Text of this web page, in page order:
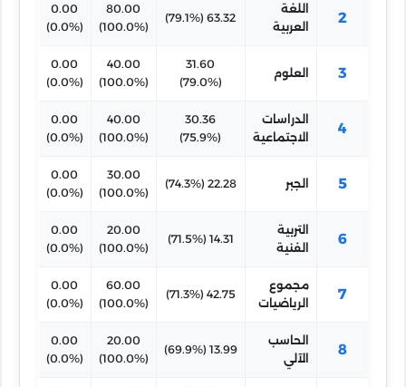
2
اللغة
العربية
63.32 (79.1%)
80.00
(100.0%)
0.00
(0.0%)
3 العلوم
31.60
(79.0%)
40.00
(100.0%)
0.00
(0.0%)
4
الدراسات
الاجتماعية
30.36
(75.9%)
40.00
(100.0%)
0.00
(0.0%)
5 الجبر 22.28 (74.3%)
30.00
(100.0%)
0.00
(0.0%)
6
التربية
الفنية
14.31 (71.5%)
20.00
(100.0%)
0.00
(0.0%)
7
مجموع
الرياضيات
42.75 (71.3%)
60.00
(100.0%)
0.00
(0.0%)
8
الحاسب
الآلي
13.99 (69.9%)
20.00
(100.0%)
0.00
(0.0%)